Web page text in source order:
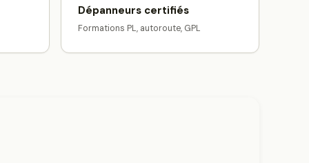
Dépanneurs certifiés
Formations PL, autoroute, GPL